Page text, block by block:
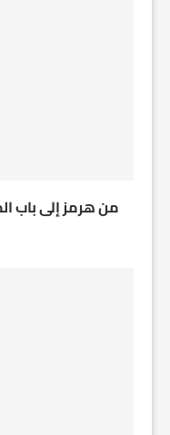
من هرمز إلى باب